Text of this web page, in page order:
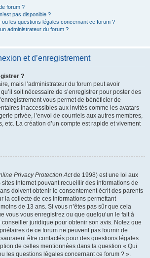
forum ?
pas disponible ?
les questions légales concernant ce forum ?
administrateur du forum ?
et d’enregistrement
?
mais l’administrateur du forum peut avoir
soit nécessaire de s’enregistrer pour poster des
vous permet de bénéficier de
inaccessibles aux invités comme les avatars
privée, l’envoi de courriels aux autres membres,
etc. La création d’un compte est rapide et vivement
Privacy Protection Actde 1998) est une loi aux
sites Internet pouvant recueillir des informations de
doivent obtenir le consentement écrit des parents
la collecte de ces informations permettant
de 13 ans. Si vous n’êtes pas sûr que cela
vous vous enregistrez ou que quelqu’un le fait à
conseiller juridique pour obtenir son avis. Notez que
de ce forum ne peuvent pas fournir de
être contactés pour des questions légales
de celles mentionnées dans la question « Qui
les questions légales concernant ce forum ? ».